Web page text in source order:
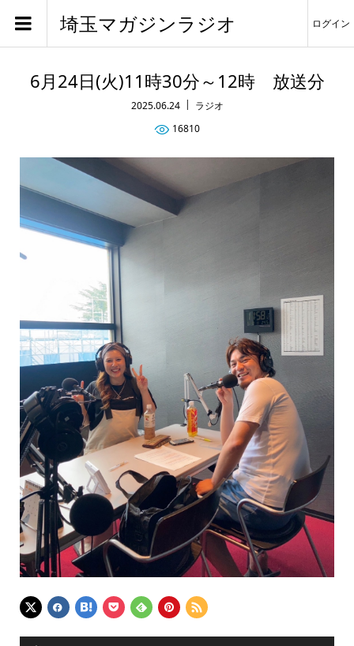
埼玉マガジンラジオ ログイン
6月24日(火)11時30分～12時 放送分
2025.06.24
ラジオ
16810